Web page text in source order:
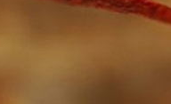
Volk Daadwerkelijk
Beschreven In